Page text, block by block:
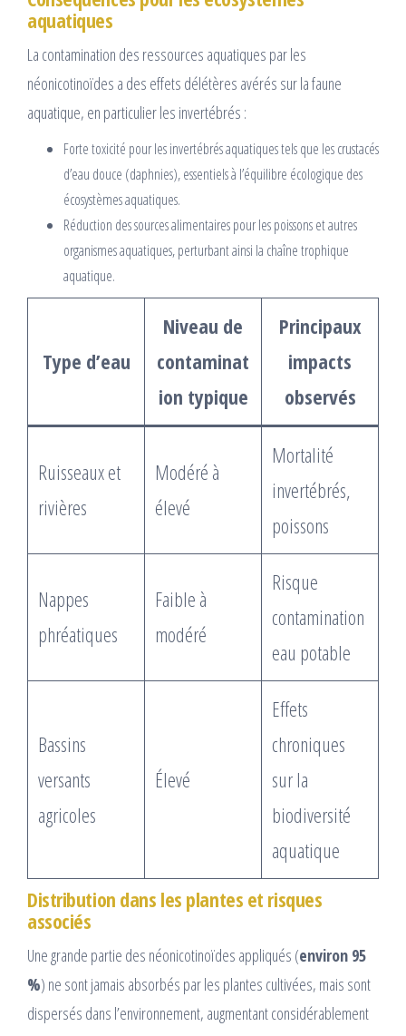
aquatiques
La contamination des ressources aquatiques par les
néonicotinoïdes a des effets délétères avérés sur la faune
aquatique, en particulier les invertébrés :
Forte toxicité pour les invertébrés aquatiques tels que les crustacés
d’eau douce (daphnies), essentiels à l’équilibre écologique des
écosystèmes aquatiques.
Réduction des sources alimentaires pour les poissons et autres
organismes aquatiques, perturbant ainsi la chaîne trophique
aquatique.
Type d’eau
Niveau de
contaminat
ion typique
Principaux
impacts
observés
Ruisseaux et
rivières
Modéré à
élevé
Mortalité
invertébrés,
poissons
Nappes
phréatiques
Faible à
modéré
Risque
contamination
eau potable
Bassins
versants
agricoles
Élevé
Effets
chroniques
sur la
biodiversité
aquatique
Distribution dans les plantes et risques
associés
Une grande partie des néonicotinoïdes appliqués (environ 95
%) ne sont jamais absorbés par les plantes cultivées, mais sont
dispersés dans l’environnement, augmentant considérablement